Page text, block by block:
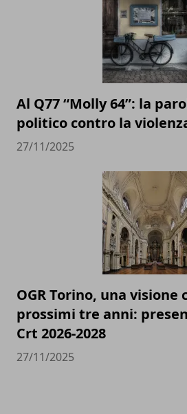
Al Q77 “Molly 64”: la
politico contro la
27/11/2025
OGR Torino, una visione
prossimi tre anni:
Crt 2026-2028
27/11/2025